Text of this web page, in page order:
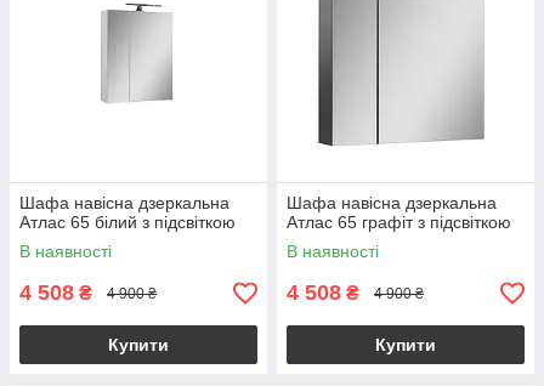
Шафа навісна дзеркальна
Атлас 65 білий з підсвіткою
В наявності
4 508 ₴ 4 900 ₴
Купити
Шафа навісна дзеркальна
Атлас 65 графіт з підсвіткою
В наявності
4 508 ₴ 4 900 ₴
Купити